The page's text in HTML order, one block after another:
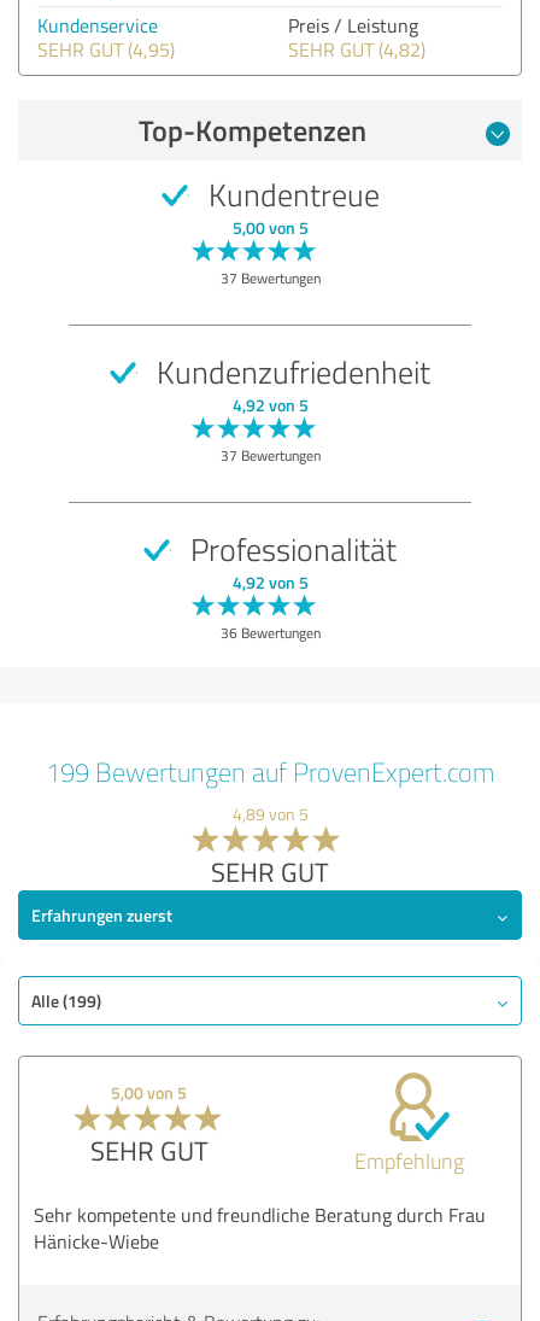
Kundenservice
SEHR GUT (4,95)
Preis / Leistung
SEHR GUT (4,82)
Top-Kompetenzen
Kundentreue
5,00 von 5
37 Bewertungen
Kundenzufriedenheit
4,92 von 5
37 Bewertungen
Professionalität
4,92 von 5
36 Bewertungen
199 Bewertungen auf ProvenExpert.com
4,89 von 5
SEHR GUT
Erfahrungen zuerst
Alle (199)
5,00 von 5
SEHR GUT Empfehlung
Sehr kompetente und freundliche Beratung durch Frau
Hänicke-Wiebe